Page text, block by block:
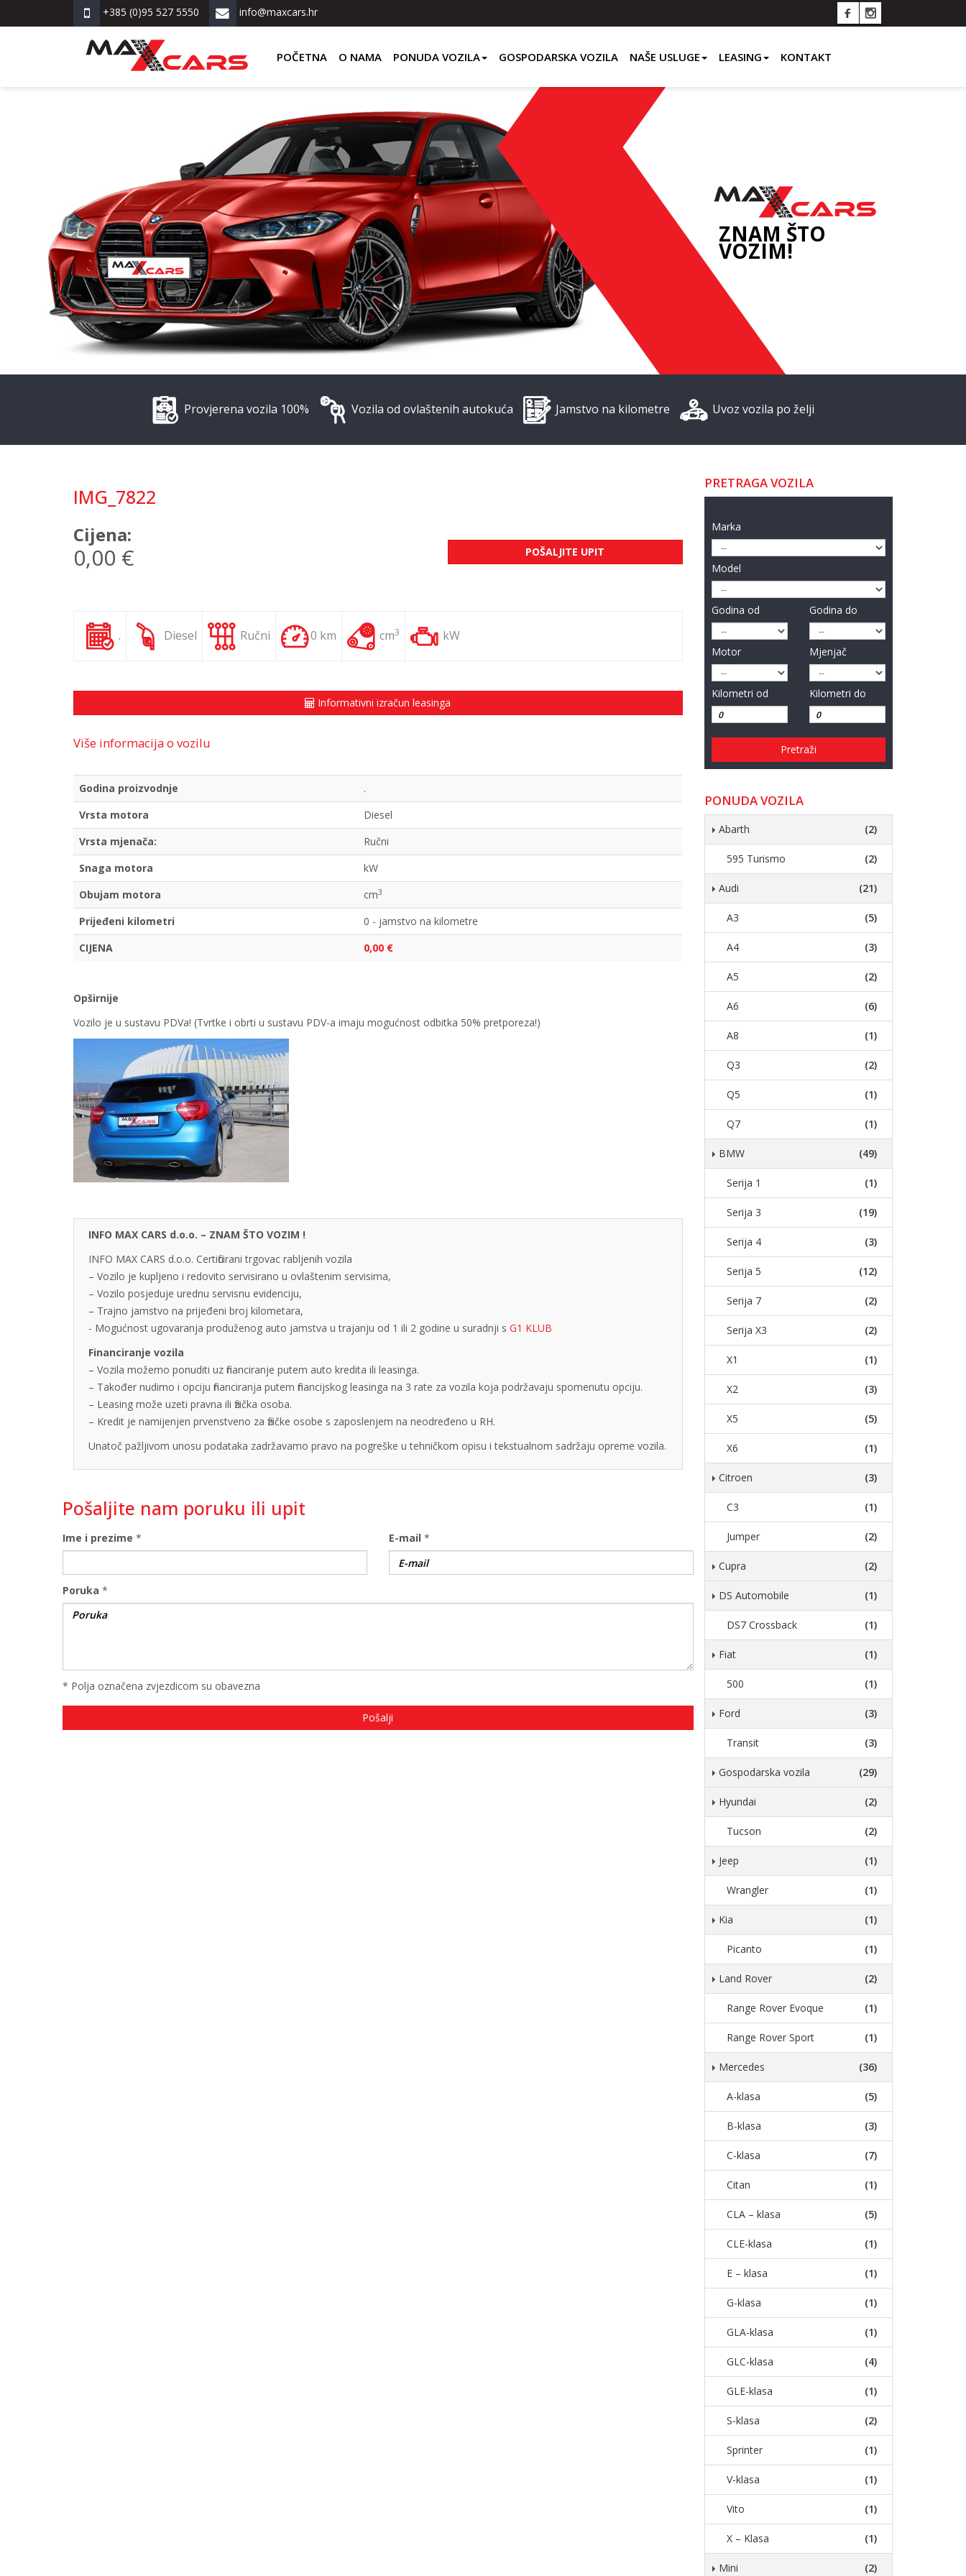
+385 (0)95 527 5550 info@maxcars.hr
POČETNA O NAMA PONUDA VOZILA GOSPODARSKA VOZILA NAŠE USLUGE LEASING KONTAKT
ZNAM ŠTO
VOZIM!
Provjerena vozila 100% Vozila od ovlaštenih autokuća Jamstvo na kilometre Uvoz vozila po želji
IMG_7822
Cijena:
0,00 € POŠALJITE UPIT
. Diesel Ručni 0 km cm3 kW
Informativni izračun leasinga
Više informacija o vozilu
Godina proizvodnje
.
Vrsta motora
Diesel
Vrsta mjenača:
Ručni
Snaga motora
kW
Obujam motora
cm3
Prijeđeni kilometri
0 - jamstvo na kilometre
CIJENA
0,00 €
Opširnije
Vozilo je u sustavu PDVa! (Tvrtke i obrti u sustavu PDV-a imaju mogućnost odbitka 50% pretporeza!)
INFO MAX CARS d.o.o. – ZNAM ŠTO VOZIM !
INFO MAX CARS d.o.o. Certificirani trgovac rabljenih vozila
– Vozilo je kupljeno i redovito servisirano u ovlaštenim servisima,
– Vozilo posjeduje urednu servisnu evidenciju,
– Trajno jamstvo na prijeđeni broj kilometara,
- Mogućnost ugovaranja produženog auto jamstva u trajanju od 1 ili 2 godine u suradnji s G1 KLUB
Financiranje vozila
– Vozila možemo ponuditi uz financiranje putem auto kredita ili leasinga.
– Također nudimo i opciju financiranja putem financijskog leasinga na 3 rate za vozila koja podržavaju spomenutu opciju.
– Leasing može uzeti pravna ili fizička osoba.
– Kredit je namijenjen prvenstveno za fizičke osobe s zaposlenjem na neodređeno u RH.
Unatoč pažljivom unosu podataka zadržavamo pravo na pogreške u tehničkom opisu i tekstualnom sadržaju opreme vozila.
Pošaljite nam poruku ili upit
Ime i prezime * E-mail *
Poruka *
* Polja označena zvjezdicom su obavezna
PRETRAGA VOZILA
Marka
Model
Godina od Godina do
Motor Mjenjač
Kilometri od Kilometri do
Pretraži
PONUDA VOZILA
Abarth (2)
595 Turismo (2)
Audi (21)
A3 (5)
A4 (3)
A5 (2)
A6 (6)
A8 (1)
Q3 (2)
Q5 (1)
Q7 (1)
BMW (49)
Serija 1 (1)
Serija 3 (19)
Serija 4 (3)
Serija 5 (12)
Serija 7 (2)
Serija X3 (2)
X1 (1)
X2 (3)
X5 (5)
X6 (1)
Citroen (3)
C3 (1)
Jumper (2)
Cupra (2)
DS Automobile (1)
DS7 Crossback (1)
Fiat (1)
500 (1)
Ford (3)
Transit (3)
Gospodarska vozila (29)
Hyundai (2)
Tucson (2)
Jeep (1)
Wrangler (1)
Kia (1)
Picanto (1)
Land Rover (2)
Range Rover Evoque (1)
Range Rover Sport (1)
Mercedes (36)
A-klasa (5)
B-klasa (3)
C-klasa (7)
Citan (1)
CLA – klasa (5)
CLE-klasa (1)
E – klasa (1)
G-klasa (1)
GLA-klasa (1)
GLC-klasa (4)
GLE-klasa (1)
S-klasa (2)
Sprinter (1)
V-klasa (1)
Vito (1)
X – Klasa (1)
Mini (2)